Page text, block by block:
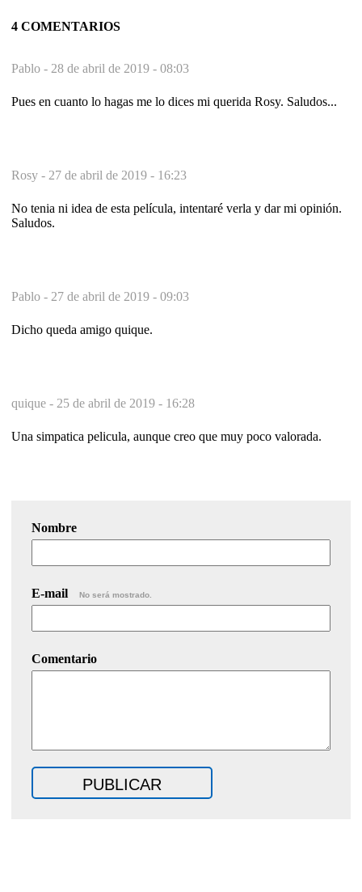
4 COMENTARIOS
Pablo - 28 de abril de 2019 - 08:03
Pues en cuanto lo hagas me lo dices mi querida Rosy. Saludos...
Rosy - 27 de abril de 2019 - 16:23
No tenia ni idea de esta película, intentaré verla y dar mi opinión.
Saludos.
Pablo - 27 de abril de 2019 - 09:03
Dicho queda amigo quique.
quique - 25 de abril de 2019 - 16:28
Una simpatica pelicula, aunque creo que muy poco valorada.
Nombre
E-mail No será mostrado.
Comentario